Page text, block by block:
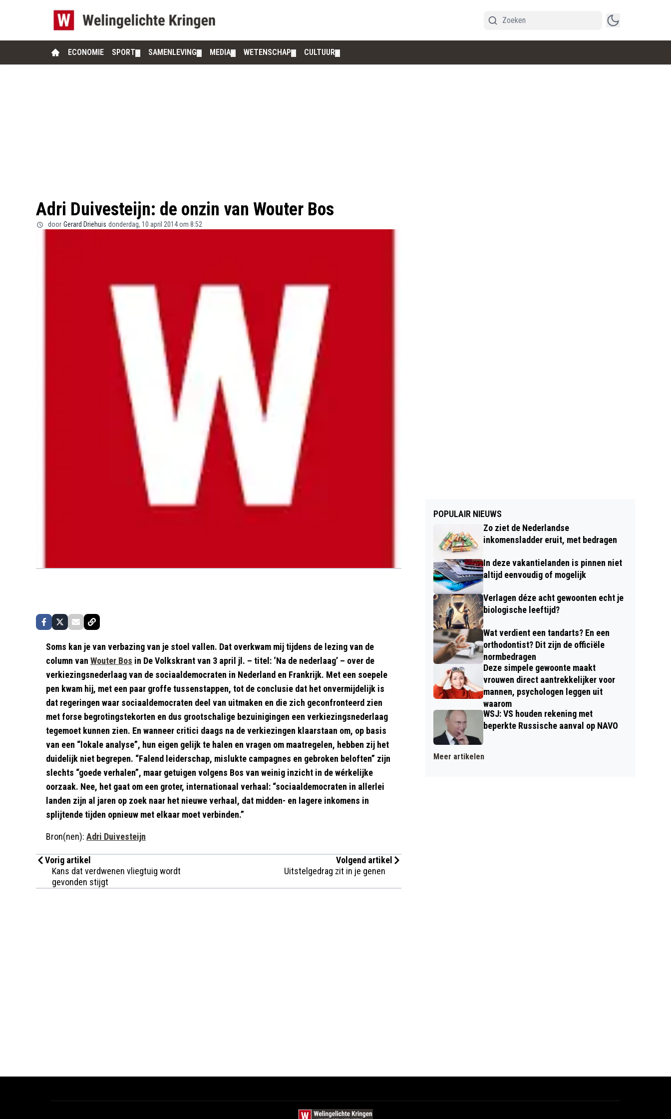
ECONOMIE SPORT SAMENLEVING MEDIA WETENSCHAP CULTUUR
Adri Duivesteijn: de onzin van Wouter Bos
door Gerard Driehuis donderdag, 10 april 2014 om 8:52
Soms kan je van verbazing van je stoel vallen. Dat overkwam mij tijdens de lezing van de
column van Wouter Bos in De Volkskrant van 3 april jl. – titel: ‘Na de nederlaag’ – over de
verkiezingsnederlaag van de sociaaldemocraten in Nederland en Frankrijk. Met een soepele
pen kwam hij, met een paar groffe tussenstappen, tot de conclusie dat het onvermijdelijk is
dat regeringen waar sociaaldemocraten deel van uitmaken en die zich geconfronteerd zien
met forse begrotingstekorten en dus grootschalige bezuinigingen een verkiezingsnederlaag
tegemoet kunnen zien. En wanneer critici daags na de verkiezingen klaarstaan om, op basis
van een “lokale analyse”, hun eigen gelijk te halen en vragen om maatregelen, hebben zij het
duidelijk niet begrepen. “Falend leiderschap, mislukte campagnes en gebroken beloften” zijn
slechts “goede verhalen”, maar getuigen volgens Bos van weinig inzicht in de wérkelijke
oorzaak. Nee, het gaat om een groter, internationaal verhaal: “sociaaldemocraten in allerlei
landen zijn al jaren op zoek naar het nieuwe verhaal, dat midden- en lagere inkomens in
splijtende tijden opnieuw met elkaar moet verbinden.”
Bron(nen): Adri Duivesteijn
Vorig artikel
Kans dat verdwenen vliegtuig wordt
gevonden stijgt
Volgend artikel
Uitstelgedrag zit in je genen
POPULAIR NIEUWS
Zo ziet de Nederlandse
inkomensladder eruit, met bedragen
In deze vakantielanden is pinnen niet
altijd eenvoudig of mogelijk
Verlagen déze acht gewoonten echt je
biologische leeftijd?
Wat verdient een tandarts? En een
orthodontist? Dit zijn de officiële
normbedragen
Deze simpele gewoonte maakt
vrouwen direct aantrekkelijker voor
mannen, psychologen leggen uit
waarom
WSJ: VS houden rekening met
beperkte Russische aanval op NAVO
Meer artikelen